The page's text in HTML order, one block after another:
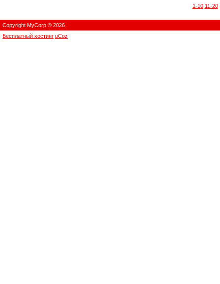
1-10 11-20
Copyright MyCorp © 2026
Бесплатный хостинг uCoz